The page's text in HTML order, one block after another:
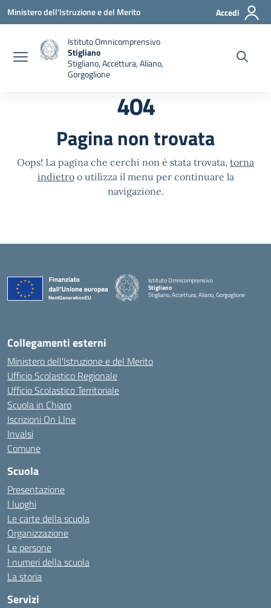
Vai ai contenuti
Vai al menu di navigazione
Vai al footer
Ministero dell'Istruzione e del Merito Accedi
Istituto Omnicomprensivo
Stigliano
Stigliano, Accettura, Aliano,
Gorgoglione
404
Pagina non trovata
Oops! La pagina che cerchi non è stata trovata, torna
indietroo utilizza il menu per continuare la
navigazione.
Istituto Omnicomprensivo
Stigliano
Stigliano, Accettura, Aliano, Gorgoglione
Collegamenti esterni
Ministero dell'Istruzione e del Merito
Ufficio Scolastico Regionale
Ufficio Scolastico Territoriale
Scuola in Chiaro
Iscrizioni On LIne
Invalsi
Comune
Scuola
Presentazione
I luoghi
Le carte della scuola
Organizzazione
Le persone
I numeri della scuola
La storia
Servizi